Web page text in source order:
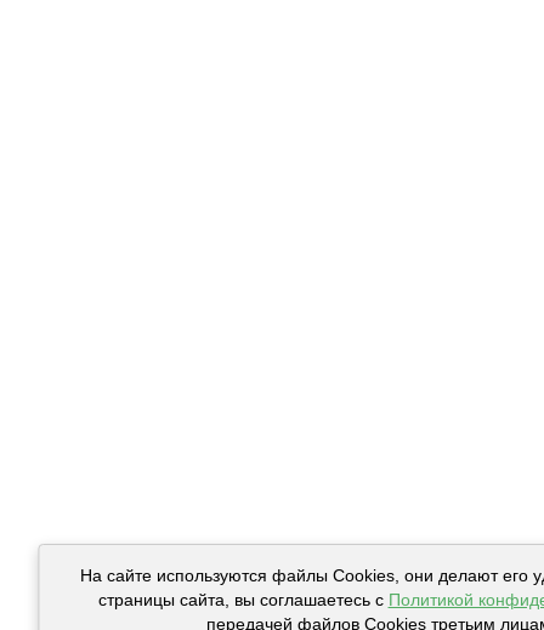
На сайте используются файлы Cookies, они делают его
страницы сайта, вы соглашаетесь с Политикой
передачей файлов Cookies третьим